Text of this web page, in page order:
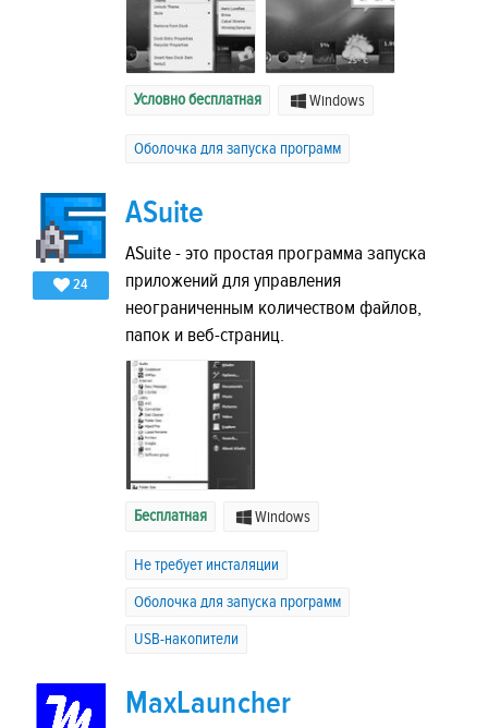
Условно бесплатная Windows
Оболочка для запуска программ
24
ASuite
ASuite - это простая программа запуска
приложений для управления
неограниченным количеством файлов,
папок и веб-страниц.
Бесплатная Windows
Не требует инсталяции
Оболочка для запуска программ
USB-накопители
MaxLauncher